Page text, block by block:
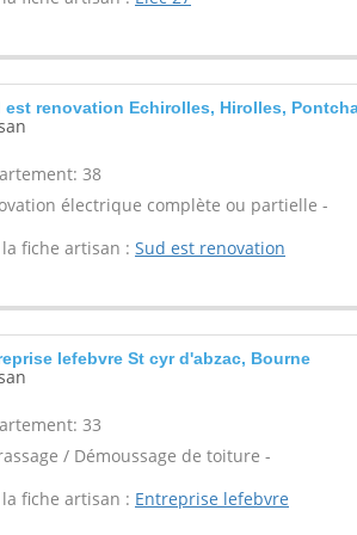
est renovation Echirolles, Hirolles,
38
électrique complète ou partielle -
fiche artisan : Sud est renovation
lefebvre St cyr d'abzac, Bourne
33
/ Démoussage de toiture -
fiche artisan : Entreprise lefebvre